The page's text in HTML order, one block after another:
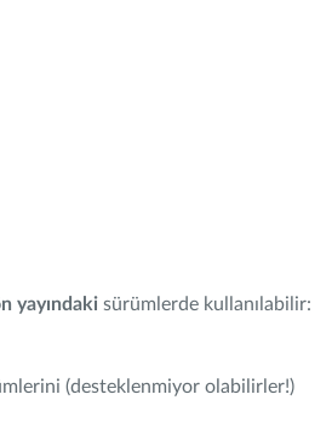
yayındaki sürümlerde kullanılabilir:
(desteklenmiyor olabilirler!)